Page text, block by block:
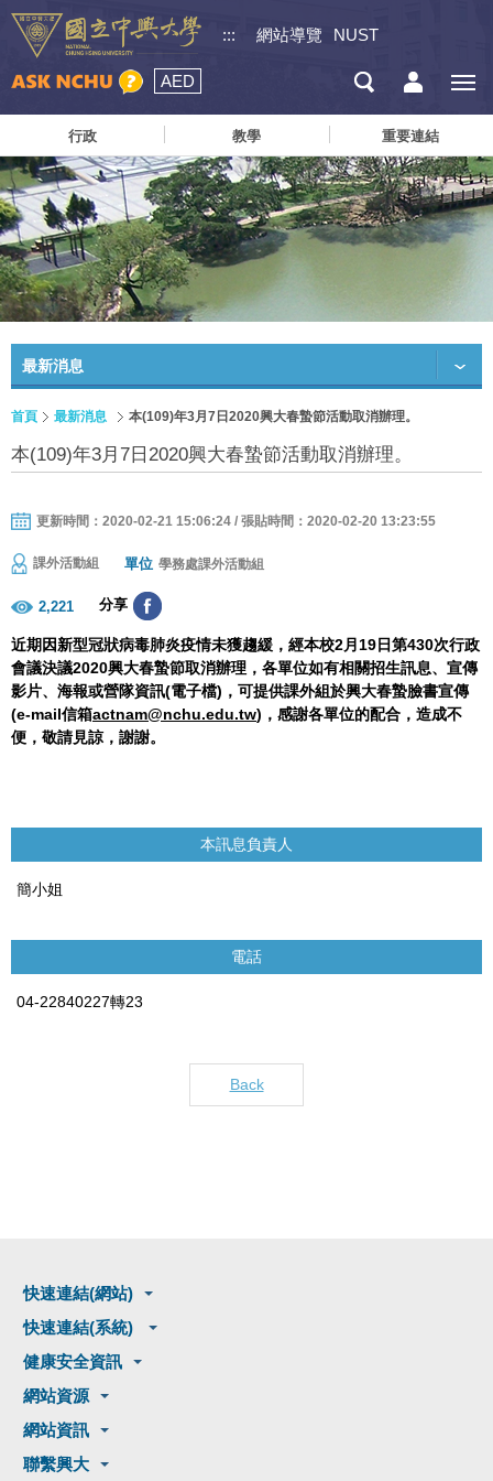
::: 網站導覽 NUST
AED
行政 教學 重要連結
最新消息
首頁 最新消息 本(109)年3月7日2020興大春蟄節活動取消辦理。
本(109)年3月7日2020興大春蟄節活動取消辦理。
更新時間：2020-02-21 15:06:24 / 張貼時間：2020-02-20 13:23:55
課外活動組 單位 學務處課外活動組
2,221 分享
近期 因新型冠狀病毒肺炎疫情未獲趨緩 ， 經本校2月 19日第430次行政
會議決議2020興大春蟄節取消辦理 ，各單位如有相關招生訊息、 宣傳
影片、 海報或營隊資訊(電子檔) ，可提供課外組於興大春蟄臉書宣傳
(e-mail信箱actnam@nchu.edu.tw) ， 感謝各單位的配合 ， 造成不
便 ， 敬請見諒， 謝謝。
本訊息負責人
簡小姐
電話
04-22840227轉23
Back
快速連結(網站)
快速連結(系統)
健康安全資訊
網站資源
網站資訊
聯繫興大